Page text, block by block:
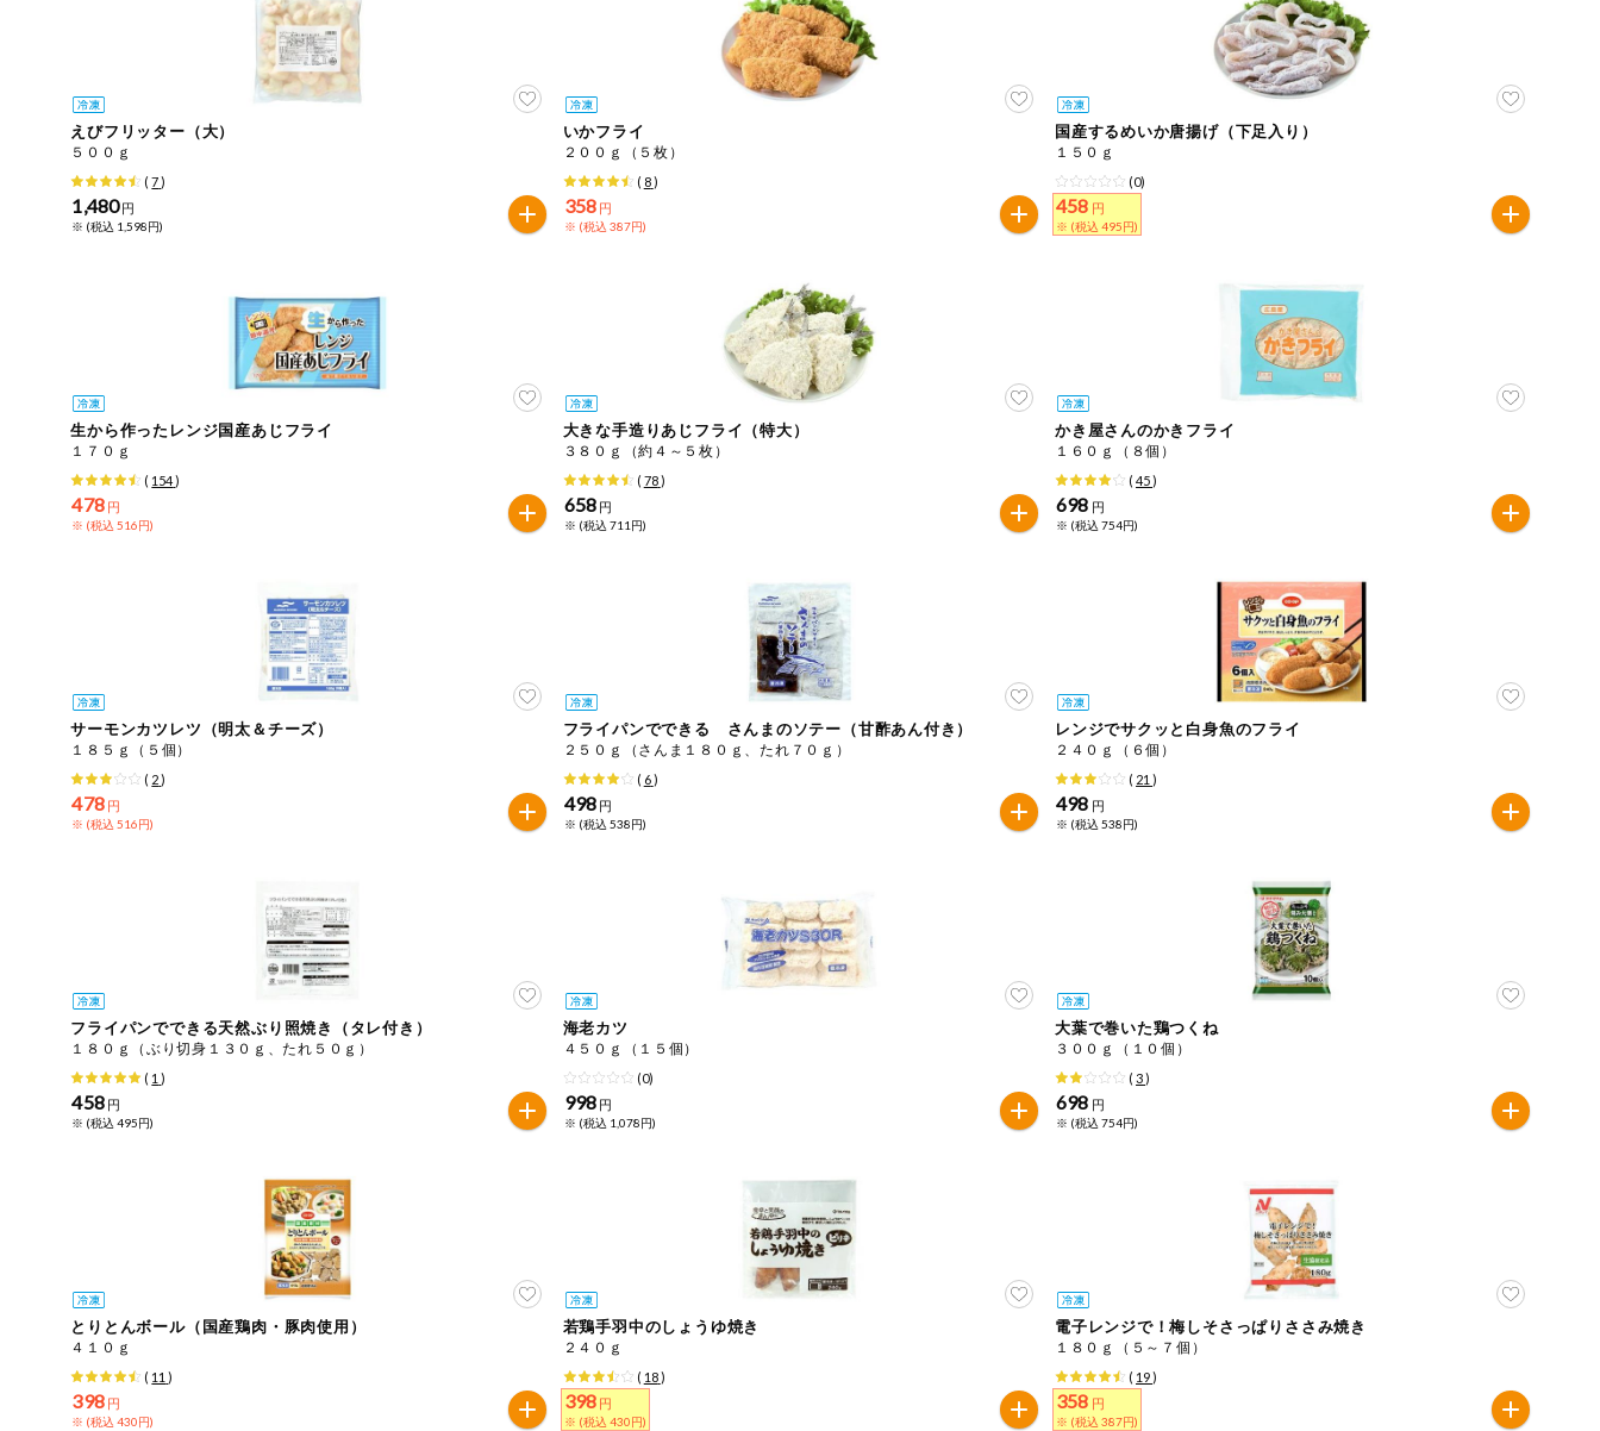
いつでも注文（毎週企画）
専門ショップサイト
コープしがのサービス
アプリのダウンロード
PC版サイトを表示
ティッシュ・
トイレットペ
ーパー
コスメ＆ボデ
ィケア
ベビー
ペット
先着限定企画
スマート・ワ
今週の新登場
よりどりでお
トク
お弁当用商品
かんたん調理
えびフリッター（大）
５００ｇ
(7)
1,480 円
※ (税込 1,598円)
いかフライ
２００ｇ（５枚）
( 8)
358 円
※ (税込 387円)
国産するめいか唐揚げ（下足入り）
１５０ｇ
(0)
458 円
※ (税込 495円)
生から作ったレンジ国産あじフライ
１７０ｇ
( 154)
478 円
※ (税込 516円)
大きな手造りあじフライ（特大）
３８０ｇ（約４～５枚）
( 78)
658 円
※ (税込 711円)
かき屋さんのかきフライ
１６０ｇ（８個）
(45)
698 円
※ (税込 754円)
サーモンカツレツ（明太＆チーズ）
１８５ｇ（５個）
( 2)
478 円
※ (税込 516円)
フライパンでできる さんまのソテー（甘酢あん付き）
２５０ｇ（さんま１８０ｇ、たれ７０ｇ）
( 6)
498 円
※ (税込 538円)
レンジでサクッと白身魚のフライ
２４０ｇ（６個）
( 21 )
498 円
※ (税込 538円)
フライパンでできる天然ぶり照焼き（タレ付き）
１８０ｇ（ぶり切身１３０ｇ、たれ５０ｇ）
( 1 )
458 円
※ (税込 495円)
海老カツ
４５０ｇ（１５個）
(0)
998 円
※ (税込 1,078円)
大葉で巻いた鶏つくね
３００ｇ（１０個）
(3)
698 円
※ (税込 754円)
とりとんボール（国産鶏肉・豚肉使用）
４１０ｇ
( 11 )
398 円
※ (税込 430円)
若鶏手羽中のしょうゆ焼き
２４０ｇ
( 18)
398 円
※ (税込 430円)
電子レンジで！梅しそさっぱりささみ焼き
１８０ｇ（５～７個）
( 19)
358 円
※ (税込 387円)